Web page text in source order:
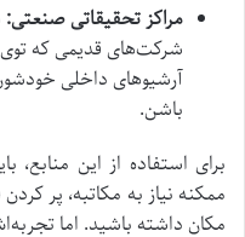
مراکز تحقیقاتی صنعتی:
شرکت‌های قدیمی که
آرشیوهای داخلی
باشن.
برای استفاده از این
ممکنه نیاز به مکاتبه، پر
مکان داشته باشید. اما